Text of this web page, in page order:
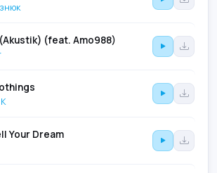
(feat. Amo988)
Your Dream